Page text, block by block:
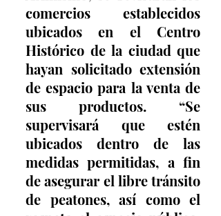
comercios establecidos
ubicados en el Centro
Histórico de la ciudad que
hayan solicitado extensión
de espacio para la venta de
sus productos. “Se
supervisará que estén
ubicados dentro de las
medidas permitidas, a fin
de asegurar el libre tránsito
de peatones, así como el